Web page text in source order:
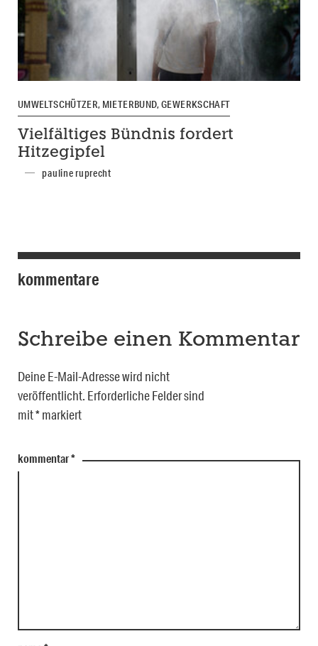
UMWELTSCHÜTZER, MIETERBUND, GEWERKSCHAFT
Vielfältiges Bündnis fordert
Hitzegipfel
pauline ruprecht
kommentare
Schreibe einen Kommentar
Deine E-Mail-Adresse wird nicht
veröffentlicht. Erforderliche Felder sind
mit*markiert
kommentar*